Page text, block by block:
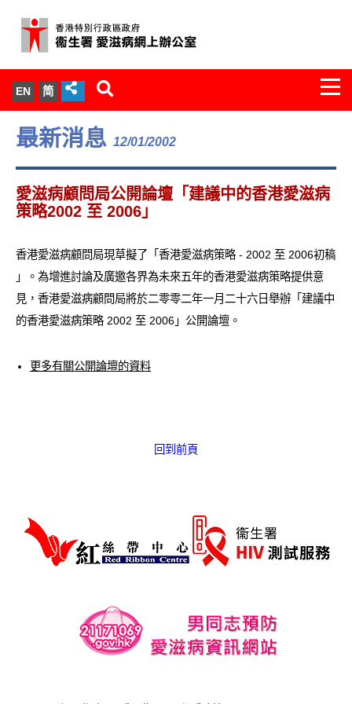
EN 简
關於我們
服務範圍
文件櫃
統計數字
愛滋病病毒感染與醫護人員專家組
愛滋病呈報表格
最新消息 12/01/2002
愛滋病顧問局公開論壇「建議中的香港愛滋病
策略2002 至 2006」
香港愛滋病顧問局現草擬了「香港愛滋病策略 - 2002 至 2006初稿
」。為增進討論及廣邀各界為未來五年的香港愛滋病策略提供意
見，香港愛滋病顧問局將於二零零二年一月二十六日舉辦「建議中
的香港愛滋病策略 2002 至 2006」公開論壇。
更多有關公開論壇的資料
回到前頁